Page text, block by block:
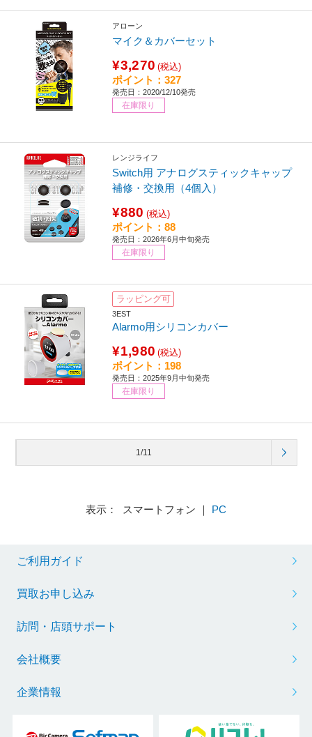
アローン
マイク＆カバーセット
¥3,270 (税込)
ポイント：327
発売日：2020/12/10発売
在庫限り
レンジライフ
Switch用 アナログスティックキャップ
補修・交換用（4個入）
¥880 (税込)
ポイント：88
発売日：2026年6月中旬発売
在庫限り
ラッピング可
3EST
Alarmo用シリコンカバー
¥1,980 (税込)
ポイント：198
発売日：2025年9月中旬発売
在庫限り
1/11
表示： スマートフォン ｜ PC
ご利用ガイド
買取お申し込み
訪問・店頭サポート
会社概要
企業情報